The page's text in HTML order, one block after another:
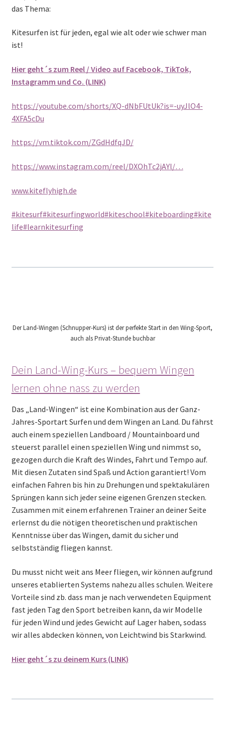
das Thema:
Kitesurfen ist für jeden, egal wie alt oder wie schwer man
ist!
Hier geht´s zum Reel / Video auf Facebook, TikTok,
Instagramm und Co. (LINK)
https://youtube.com/shorts/XQ-dNbFUtUk?is=-uyJlO4-
4XFA5cDu
https://vm.tiktok.com/ZGdHdfqJD/
https://www.instagram.com/reel/DXOhTc2jAYl/…
www.kiteflyhigh.de
#kitesurf#kitesurfingworld#kiteschool#kiteboarding#kite
life#learnkitesurfing
Der Land-Wingen (Schnupper-Kurs) ist der perfekte Start in den Wing-Sport,
auch als Privat-Stunde buchbar
Dein Land-Wing-Kurs – bequem Wingen
lernen ohne nass zu werden
Das „Land-Wingen“ ist eine Kombination aus der Ganz-
Jahres-Sportart Surfen und dem Wingen an Land. Du fährst
auch einem speziellen Landboard / Mountainboard und
steuerst parallel einen speziellen Wing und nimmst so,
gezogen durch die Kraft des Windes, Fahrt und Tempo auf.
Mit diesen Zutaten sind Spaß und Action garantiert! Vom
einfachen Fahren bis hin zu Drehungen und spektakulären
Sprüngen kann sich jeder seine eigenen Grenzen stecken.
Zusammen mit einem erfahrenen Trainer an deiner Seite
erlernst du die nötigen theoretischen und praktischen
Kenntnisse über das Wingen, damit du sicher und
selbstständig fliegen kannst.
Du musst nicht weit ans Meer fliegen, wir können aufgrund
unseres etablierten Systems nahezu alles schulen. Weitere
Vorteile sind zb. dass man je nach verwendeten Equipment
fast jeden Tag den Sport betreiben kann, da wir Modelle
für jeden Wind und jedes Gewicht auf Lager haben, sodass
wir alles abdecken können, von Leichtwind bis Starkwind.
Hier geht´s zu deinem Kurs (LINK)